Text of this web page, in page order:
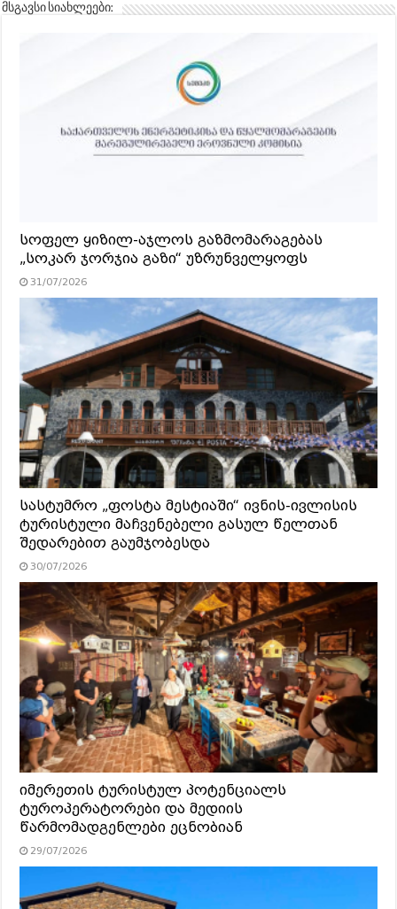
მსგავსი სიახლეები:
სოფელ ყიზილ-აჯლოს გაზმომარაგებას
„სოკარ ჯორჯია გაზი“ უზრუნველყოფს
31/07/2026
სასტუმრო „ფოსტა მესტიაში“ ივნის-ივლისის
ტურისტული მაჩვენებელი გასულ წელთან
შედარებით გაუმჯობესდა
30/07/2026
იმერეთის ტურისტულ პოტენციალს
ტუროპერატორები და მედიის
წარმომადგენლები ეცნობიან
29/07/2026